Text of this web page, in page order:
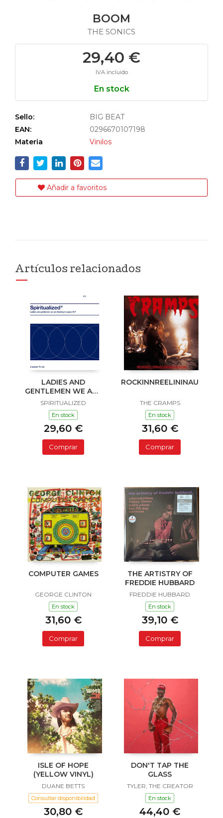
BOOM
THE SONICS
29,40 €
IVA incluido
En stock
Sello:
BIG BEAT
EAN:
0296670107198
Materia
Vinilos
Añadir a favoritos
Artículos relacionados
LADIES AND
GENTLEMEN WE ARE
FLOATING IN SPACE
SPIRITUALIZED
En stock
29,60 €
Comprar
THE CRAMPS
En stock
31,60 €
Comprar
COMPUTER GAMES
GEORGE CLINTON
En stock
31,60 €
Comprar
THE ARTISTRY OF
FREDDIE HUBBARD
FREDDIE HUBBARD
En stock
39,10 €
Comprar
ISLE OF HOPE
(YELLOW VINYL)
DUANE BETTS
Consultar disponibilidad
30,80 €
DON'T TAP THE
GLASS
TYLER, THE CREATOR
En stock
44,40 €